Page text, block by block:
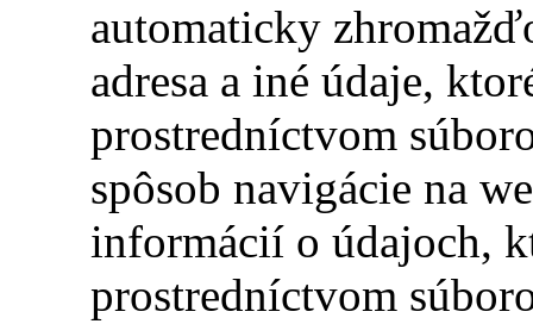
automaticky
adresa a iné údaje,
prostredníctvom
spôsob navigácie na
informácií o údajoch,
prostredníctvom